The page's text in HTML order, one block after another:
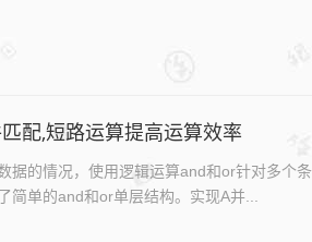
配,短路运算提高运算效率
据的情况，使用逻辑运算and和or针对多个条
简单的and和or单层结构。实现A并...